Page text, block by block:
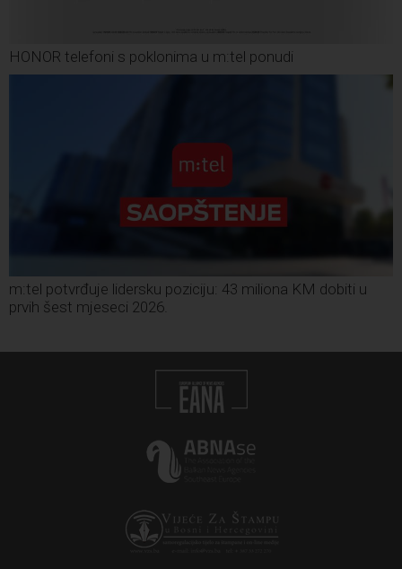
HONOR telefoni s poklonima u m:tel ponudi
m:tel potvrđuje lidersku poziciju: 43 miliona KM dobiti u
prvih šest mjeseci 2026.